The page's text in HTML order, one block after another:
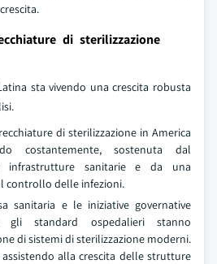
di sterilizzazione
sta vivendo una crescita robusta
di sterilizzazione in America
costantemente, sostenuta dal
infrastrutture sanitarie e da una
controllo delle infezioni.
sanitaria e le iniziative governative
standard ospedalieri stanno
di sistemi di sterilizzazione moderni.
alla crescita delle strutture